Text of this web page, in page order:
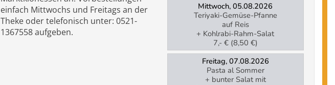
einfach Mittwochs und Freitags an der
Theke oder telefonisch unter: 0521-
1367558 aufgeben.
Mittwoch, 05.08.2026
Teriyaki-Gemüse-Pfanne
auf Reis
+ Kohlrabi-Rahm-Salat
7,- € (8,50 €)
Freitag, 07.08.2026
Pasta al Sommer
+ bunter Salat mit